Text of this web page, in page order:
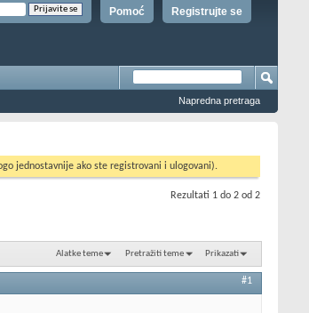
Registrujte se
Pomoć
Napredna pretraga
jednostavnije ako ste registrovani i ulogovani).
Rezultati 1 do 2 od 2
Alatke teme Pretražiti teme Prikazati
#1